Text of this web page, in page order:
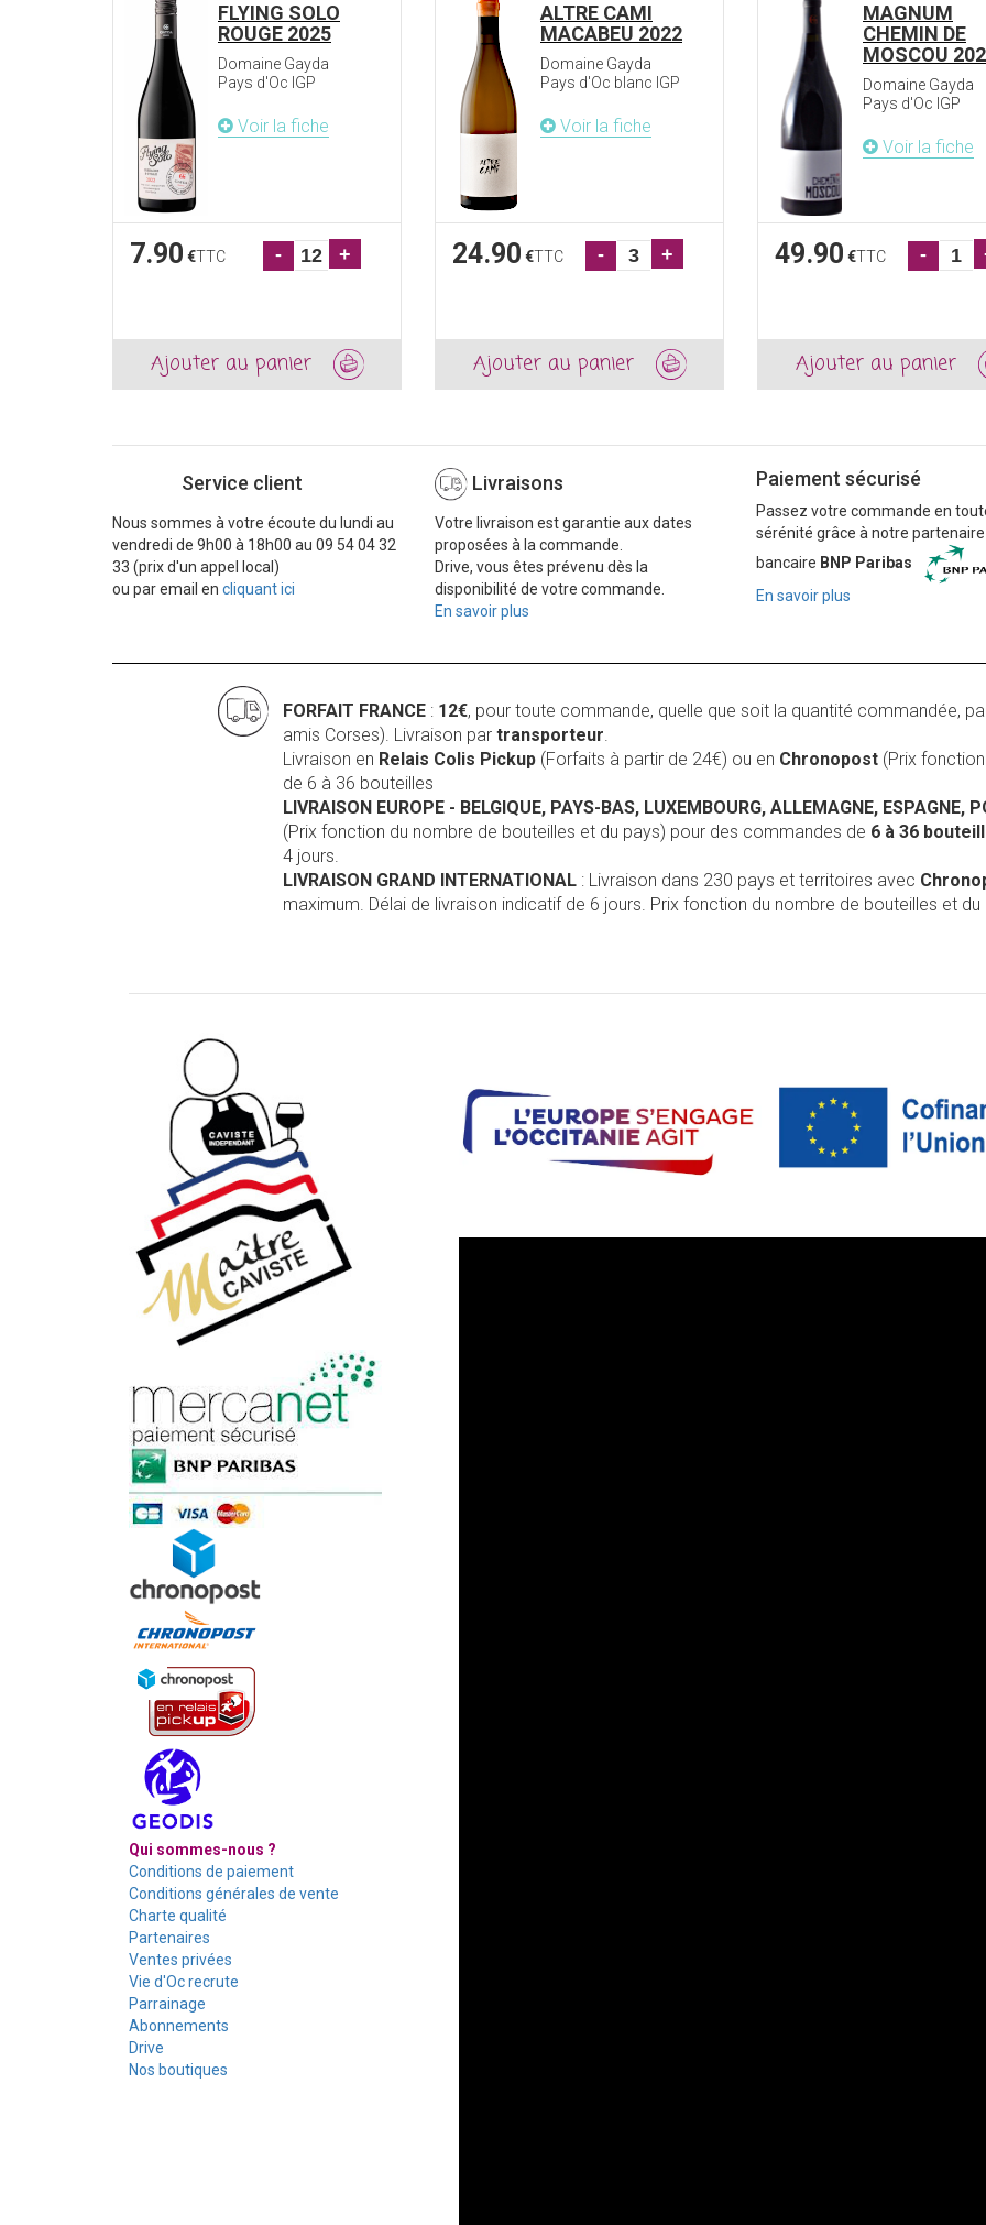
FLYING SOLO
ROUGE 2025
Domaine Gayda
Pays d'Oc IGP
Voir la fiche
7.90 €TTC - +
Ajouter au panier
ALTRE CAMI
MACABEU 2022
Domaine Gayda
Pays d'Oc blanc IGP
Voir la fiche
24.90 €TTC - +
Ajouter au panier
MAGNUM
CHEMIN DE
MOSCOU
Domaine Gayda
Pays d'Oc IGP
Voir la fiche
49.90 €TTC -
Ajouter au panier
Service client
Nous sommes à votre écoute du lundi au
vendredi de 9h00 à 18h00 au 09 54 04 32
33 (prix d'un appel local)
ou par email en cliquant ici
Livraisons
Votre livraison est garantie aux dates
proposées à la commande.
Drive, vous êtes prévenu dès la
disponibilité de votre commande.
En savoir plus
Paiement sécurisé
Passez votre commande en
sérénité grâce à notre partenaire
bancaire BNP Paribas
En savoir plus
FORFAIT FRANCE : 12€, pour toute commande, quelle que soit la quantité commandée,
amis Corses). Livraison partransporteur.
Livraison en Relais Colis Pickup (Forfaits à partir de 24€) ou en Chronopost (Prix
de 6 à 36 bouteilles
LIVRAISON EUROPE - BELGIQUE, PAYS-BAS, LUXEMBOURG, ALLEMAGNE, ESPAGNE,
(Prix fonction du nombre de bouteilles et du pays) pour des commandes de 6 à 36
4 jours.
LIVRAISON GRAND INTERNATIONAL : Livraison dans 230 pays et territoires avec
maximum. Délai de livraison indicatif de 6 jours. Prix fonction du nombre de bouteilles et du
Qui sommes-nous ?
Conditions de paiement
Conditions générales de vente
Charte qualité
Partenaires
Ventes privées
Vie d'Oc recrute
Parrainage
Abonnements
Drive
Nos boutiques